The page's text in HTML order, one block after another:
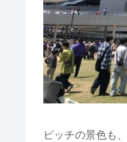
ピッチの景色も